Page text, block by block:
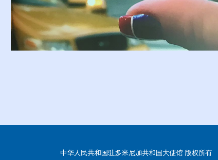
中华人民共和国驻多米尼加共和国大使馆 版权所有